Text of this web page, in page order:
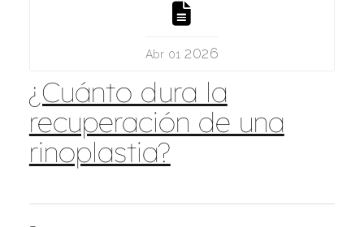
Abr 012026
¿Cuánto dura la
recuperación de una
rinoplastia?